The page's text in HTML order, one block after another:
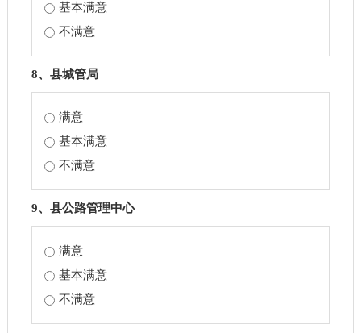
基本满意
不满意
8、县城管局
满意
基本满意
不满意
9、县公路管理中心
满意
基本满意
不满意